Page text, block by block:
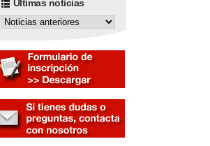
Últimas noticias